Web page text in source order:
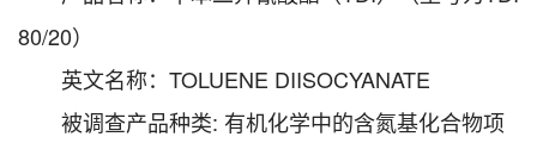
80/20）
英文名称：TOLUENE DIISOCYANATE
被调查产品种类: 有机化学中的含氮基化合物项